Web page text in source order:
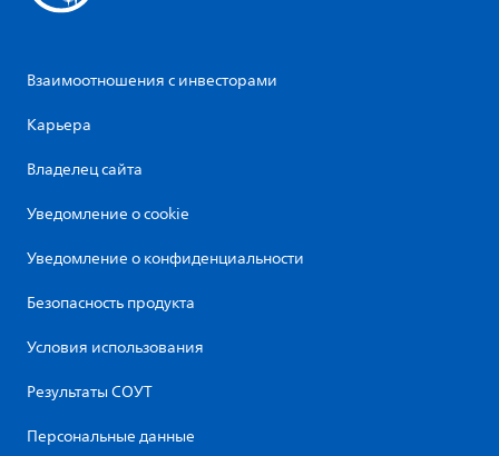
Взаимоотношения с инвесторами
Карьера
Владелец сайта
Уведомление о cookie
Уведомление о конфиденциальности
Безопасность продукта
Условия использования
Результаты СОУТ
Персональные данные